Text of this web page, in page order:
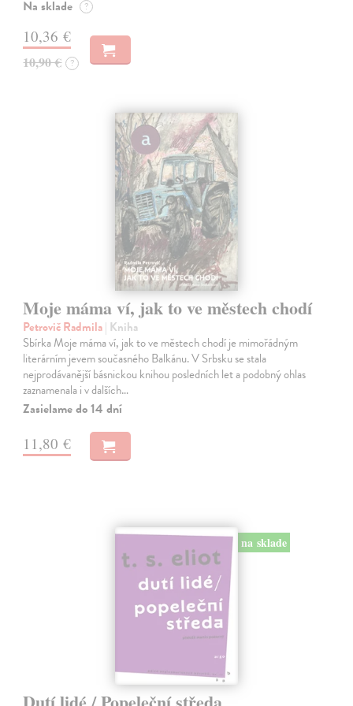
Na sklade ?
10,36 €
10,90 € ?
Moje máma ví, jak to ve městech chodí
Petrovič Radmila| Kniha
Sbírka Moje máma ví, jak to ve městech chodí je mimořádným
literárním jevem současného Balkánu. V Srbsku se stala
nejprodávanější básnickou knihou posledních let a podobný ohlas
zaznamenala i v dalších…
Zasielame do 14 dní
11,80 €
na sklade